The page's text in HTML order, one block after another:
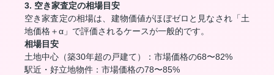
3. 空き家査定の相場目安
空き家査定の相場は、建物価値がほぼゼロと見なされ「土
地価格＋α」で評価されるケースが一般的です。
相場目安
土地中心（築30年超の戸建て）：市場価格の68〜82%
駅近・好立地物件：市場価格の78〜85%